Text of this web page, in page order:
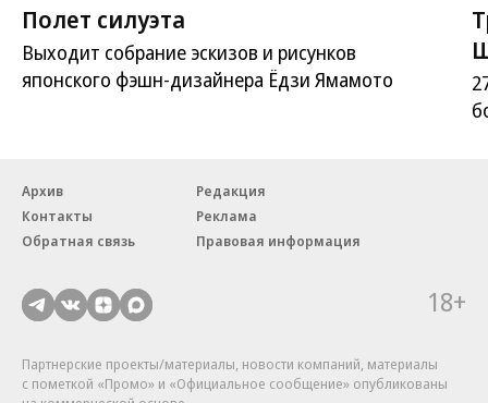
Полет силуэта
Выходит собрание эскизов и рисунков
японского фэшн-дизайнера Ёдзи Ямамото
Архив
Редакция
Контакты
Реклама
Обратная связь
Правовая информация
18+
Партнерские проекты/материалы, новости компаний, материалы
с пометкой «Промо» и «Официальное сообщение» опубликованы